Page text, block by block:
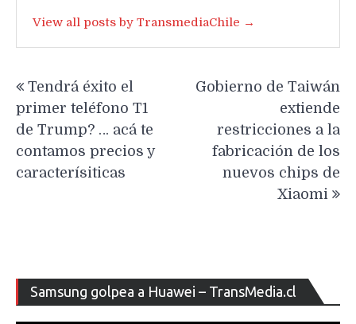
View all posts by TransmediaChile →
de
entradas
Tendrá éxito el
primer teléfono T1
de Trump? … acá te
contamos precios y
caracterísiticas
Gobierno de Taiwán
extiende
restricciones a la
fabricación de los
nuevos chips de
Xiaomi
Samsung golpea a Huawei – TransMedia.cl
de